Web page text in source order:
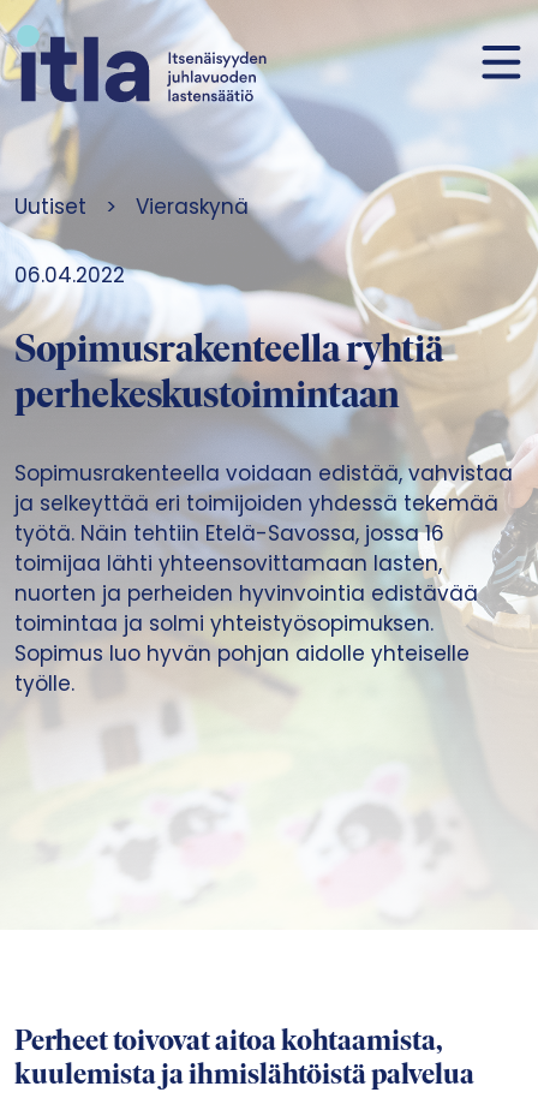
Siirry sisältöön
Uutiset > Vieraskynä
06.04.2022
Sopimusrakenteella ryhtiä
perhekeskustoimintaan
Sopimusrakenteella voidaan edistää, vahvistaa
ja selkeyttää eri toimijoiden yhdessä tekemää
työtä. Näin tehtiin Etelä-Savossa, jossa 16
toimijaa lähti yhteensovittamaan lasten,
nuorten ja perheiden hyvinvointia edistävää
toimintaa ja solmi yhteistyösopimuksen.
Sopimus luo hyvän pohjan aidolle yhteiselle
työlle.
Perheet toivovat aitoa kohtaamista,
kuulemista ja ihmislähtöistä palvelua